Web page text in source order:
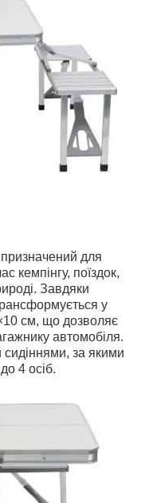
для
кемпінгу, поїздок,
Завдяки
у
см, що дозволяє
автомобіля.
за якими
4 осіб.